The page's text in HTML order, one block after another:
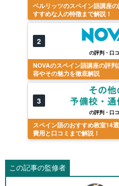
ベルリッツのスペイン語講座
すすめな人の特徴まで解説！
2
の評判・口
NOVAのスペイン語講座の評
容やその魅力を徹底解説
3
の評判・口
スペイン語のおすすめ教室14
費用と口コミまで解説！
この記事の監修者